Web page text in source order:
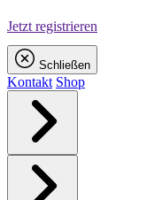
Jetzt registrieren
Schließen
Kontakt Shop